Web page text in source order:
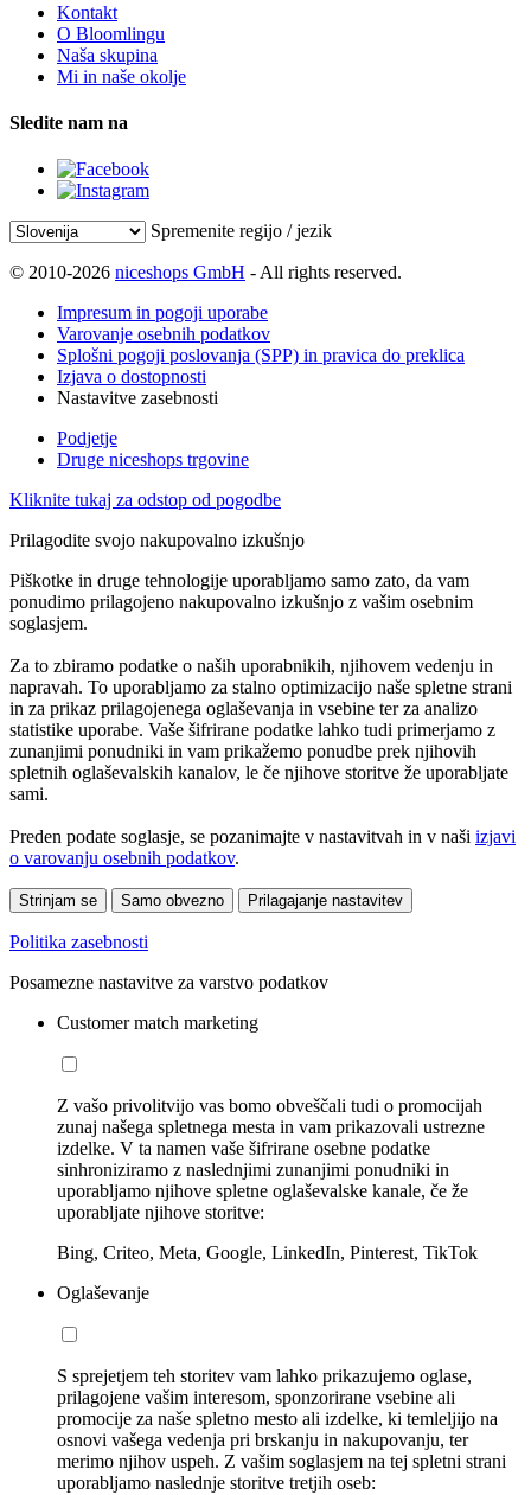
Kontakt
O Bloomlingu
Naša skupina
Mi in naše okolje
Sledite nam na
Spremenite regijo / jezik
© 2010-2026 niceshops GmbH - All rights reserved.
Impresum in pogoji uporabe
Varovanje osebnih podatkov
Splošni pogoji poslovanja (SPP) in pravica do preklica
Izjava o dostopnosti
Nastavitve zasebnosti
Podjetje
Druge niceshops trgovine
Kliknite tukaj za odstop od pogodbe
Prilagodite svojo nakupovalno izkušnjo
Piškotke in druge tehnologije uporabljamo samo zato, da vam
ponudimo prilagojeno nakupovalno izkušnjo z vašim osebnim
soglasjem.
Za to zbiramo podatke o naših uporabnikih, njihovem vedenju in
napravah. To uporabljamo za stalno optimizacijo naše spletne strani
in za prikaz prilagojenega oglaševanja in vsebine ter za analizo
statistike uporabe. Vaše šifrirane podatke lahko tudi primerjamo z
zunanjimi ponudniki in vam prikažemo ponudbe prek njihovih
spletnih oglaševalskih kanalov, le če njihove storitve že uporabljate
sami.
Preden podate soglasje, se pozanimajte v nastavitvah in v naši izjavi
o varovanju osebnih podatkov.
Strinjam se Samo obvezno Prilagajanje nastavitev
Politika zasebnosti
Posamezne nastavitve za varstvo podatkov
Customer match marketing
Z vašo privolitvijo vas bomo obveščali tudi o promocijah
zunaj našega spletnega mesta in vam prikazovali ustrezne
izdelke. V ta namen vaše šifrirane osebne podatke
sinhroniziramo z naslednjimi zunanjimi ponudniki in
uporabljamo njihove spletne oglaševalske kanale, če že
uporabljate njihove storitve:
Bing, Criteo, Meta, Google, LinkedIn, Pinterest, TikTok
Oglaševanje
S sprejetjem teh storitev vam lahko prikazujemo oglase,
prilagojene vašim interesom, sponzorirane vsebine ali
promocije za naše spletno mesto ali izdelke, ki temleljijo na
osnovi vašega vedenja pri brskanju in nakupovanju, ter
merimo njihov uspeh. Z vašim soglasjem na tej spletni strani
uporabljamo naslednje storitve tretjih oseb: